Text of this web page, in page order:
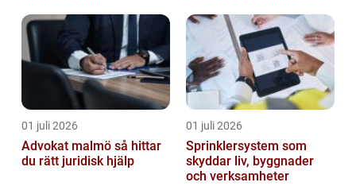
01 juli 2026
Advokat malmö så hittar
du rätt juridisk hjälp
01 juli 2026
Sprinklersystem som
skyddar liv, byggnader
och verksamheter